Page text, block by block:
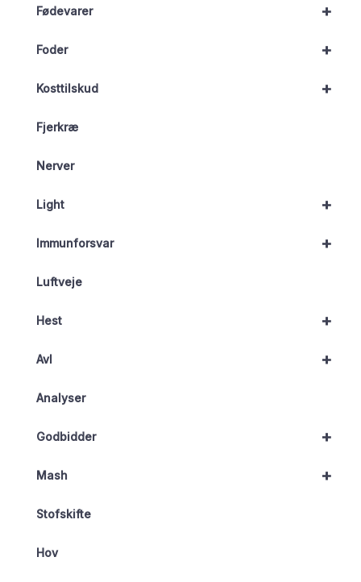
+
Fødevarer
+
Foder
+
Kosttilskud
Fjerkræ
Nerver
+
Light
+
Immunforsvar
Luftveje
+
Hest
+
Avl
Analyser
+
Godbidder
+
Mash
Stofskifte
Hov